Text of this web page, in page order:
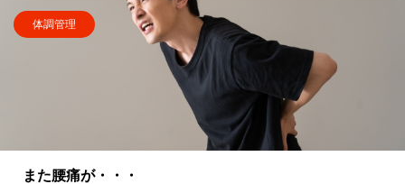
体調管理
また腰痛が・・・